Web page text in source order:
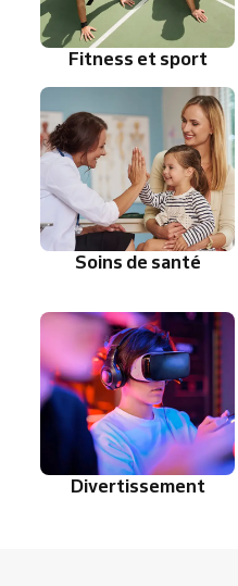
Fitness et sport
Soins de santé
Divertissement